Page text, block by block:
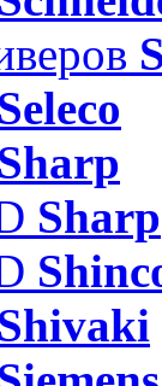
Seleco
Sharp
Sharp
Shivaki